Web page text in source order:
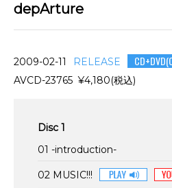
depArture
2009-02-11 RELEASE
AVCD-23765 ¥4,180(税込)
Disc 1
01 -introduction-
02 MUSIC!!!